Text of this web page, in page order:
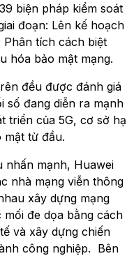
biện pháp kiểm soát
đoạn: Lên kế hoạch
tích cách biệt
hóa bảo mật mạng.
đều được đánh giá
số đang diễn ra mạnh
triển của 5G, cơ sở hạ
mật từ đầu.
nhấn mạnh, Huawei
nhà mạng viễn thông
xây dựng mạng
đe dọa bằng cách
và xây dựng chiến
công nghiệp. Bên